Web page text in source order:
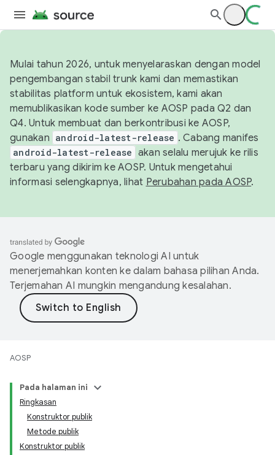
Mulai tahun 2026, untuk menyelaraskan dengan model
pengembangan stabil trunk kami dan memastikan
stabilitas platform untuk ekosistem, kami akan
memublikasikan kode sumber ke AOSP pada Q2 dan
Q4. Untuk membuat dan berkontribusi ke AOSP,
gunakan android-latest-release . Cabang manifes
android-latest-release akan selalu merujuk ke rilis
terbaru yang dikirim ke AOSP. Untuk mengetahui
informasi selengkapnya, lihat Perubahan pada AOSP.
Google menggunakan teknologi AI untuk
menerjemahkan konten ke dalam bahasa pilihan Anda.
Terjemahan AI mungkin mengandung kesalahan.
AOSP
Pada halaman ini
Ringkasan
Konstruktor publik
Metode publik
Konstruktor publik